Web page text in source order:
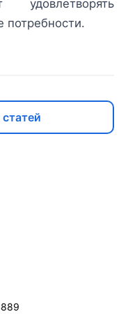
потребности.